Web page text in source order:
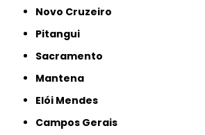
Novo Cruzeiro
Pitangui
Sacramento
Mantena
Elói Mendes
Campos Gerais